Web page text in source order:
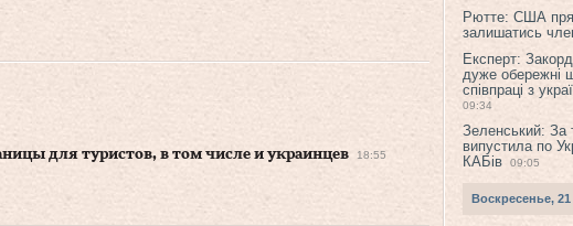
для туристов, в том числе и украинцев
18:55
Рютте: США
залишатись
Експерт:
дуже обережні
співпраці з
09:34
Зеленський: За
випустила по
КАБів
09:05
Воскресенье,